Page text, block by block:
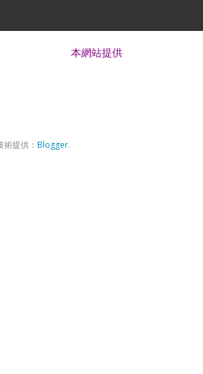
本網站提供 Android、iOS、Windows 硬
術提供： Blogger.